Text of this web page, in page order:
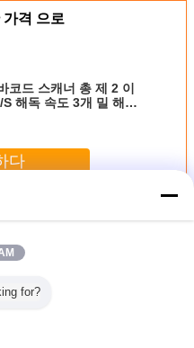
가격 으로
코드 스캐너 총 제 2 이
해독 속도 3개 밀 해결
다
for?